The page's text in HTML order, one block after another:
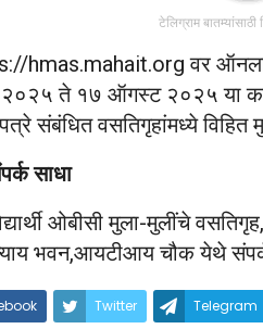
टेलिग्राम
hmas.mahait.org वर
२०२५ ते १७ ऑगस्ट २०२५ या
संबंधित वसतिगृहांमध्ये
साधा
ओबीसी मुला-मुलींचे
भवन,आयटीआय चौक येथे
Twitter Telegram